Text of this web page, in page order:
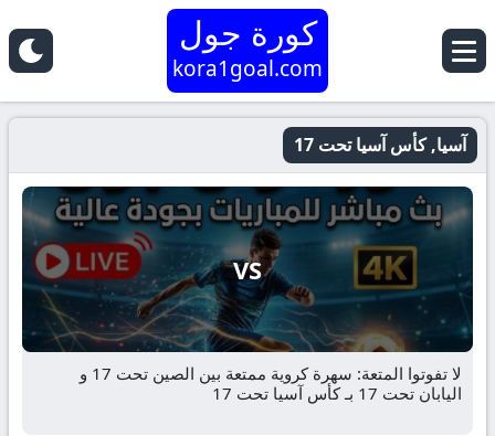
كورة جول
kora1goal.com
آسيا, كأس آسيا تحت 17
VS
لا تفوتوا المتعة: سهرة كروية ممتعة بين الصين تحت 17 و
اليابان تحت 17 بـ كأس آسيا تحت 17